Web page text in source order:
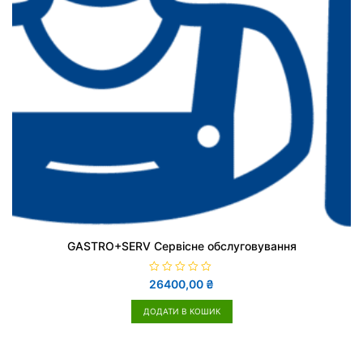
GASTRO+SERV Сервісне обслуговування
О
ц
і
н
26400,00 ₴
ДОДАТИ В КОШИК